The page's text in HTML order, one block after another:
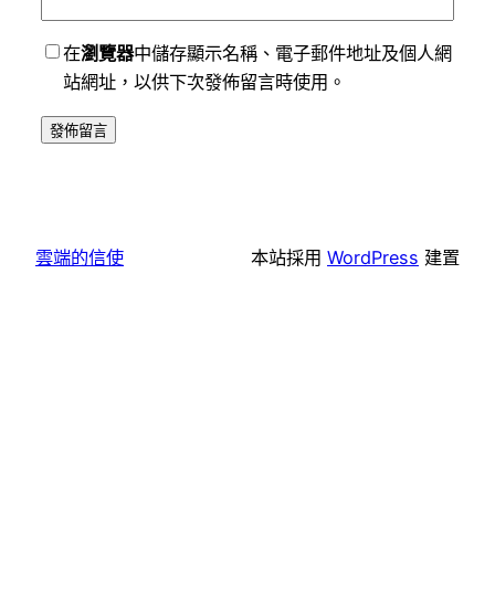
在瀏覽器中儲存顯示名稱、電子郵件地址及個人網
站網址，以供下次發佈留言時使用。
雲端的信使 本站採用 WordPress 建置